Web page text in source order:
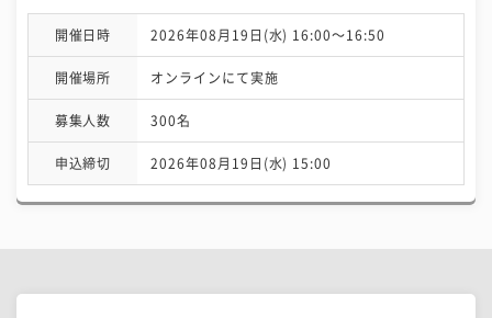
開催日時 2026年08月19日(水) 16:00〜16:50
開催場所 オンラインにて実施
募集人数 300名
申込締切 2026年08月19日(水) 15:00